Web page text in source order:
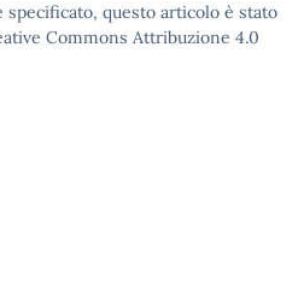
specificato, questo articolo è stato
Commons Attribuzione 4.0